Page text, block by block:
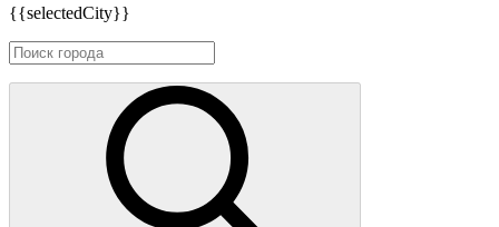
{{selectedCity}}